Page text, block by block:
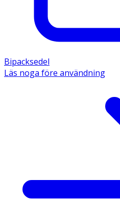
Bipacksedel
Läs noga före användning